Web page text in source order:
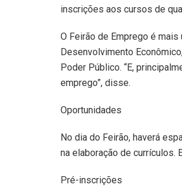
inscrições aos cursos de
O Feirão de Emprego é
Desenvolvimento
Poder Público. “E,
emprego”, disse.
Oportunidades
No dia do Feirão, haverá
na elaboração de currículos.
Pré-inscrições